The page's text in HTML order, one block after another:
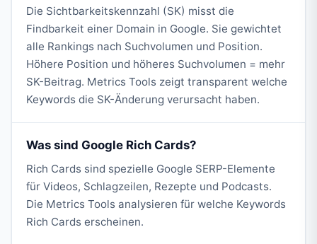
Die Sichtbarkeitskennzahl (SK) misst die
Findbarkeit einer Domain in Google. Sie gewichtet
alle Rankings nach Suchvolumen und Position.
Höhere Position und höheres Suchvolumen = mehr
SK-Beitrag. Metrics Tools zeigt transparent welche
Keywords die SK-Änderung verursacht haben.
Was sind Google Rich Cards?
Rich Cards sind spezielle Google SERP-Elemente
für Videos, Schlagzeilen, Rezepte und Podcasts.
Die Metrics Tools analysieren für welche Keywords
Rich Cards erscheinen.